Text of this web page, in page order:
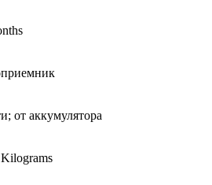
от аккумулятора